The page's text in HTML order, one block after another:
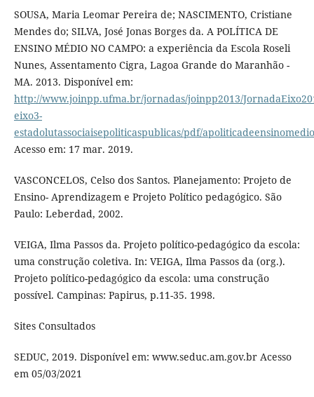
SOUSA, Maria Leomar Pereira de; NASCIMENTO, Cristiane
Mendes do; SILVA, José Jonas Borges da. A POLÍTICA DE
ENSINO MÉDIO NO CAMPO: a experiência da Escola Roseli
Nunes, Assentamento Cigra, Lagoa Grande do Maranhão -
MA. 2013. Disponível em:
http://www.joinpp.ufma.br/jornadas/joinpp2013/
eixo3-
estadolutassociaisepoliticaspublicas/pdf/
Acesso em: 17 mar. 2019.
VASCONCELOS, Celso dos Santos. Planejamento: Projeto de
Ensino- Aprendizagem e Projeto Político pedagógico. São
Paulo: Leberdad, 2002.
VEIGA, Ilma Passos da. Projeto político-pedagógico da escola:
uma construção coletiva. In: VEIGA, Ilma Passos da (org.).
Projeto político-pedagógico da escola: uma construção
possível. Campinas: Papirus, p.11-35. 1998.
Sites Consultados
SEDUC, 2019. Disponível em: www.seduc.am.gov.br Acesso
em 05/03/2021